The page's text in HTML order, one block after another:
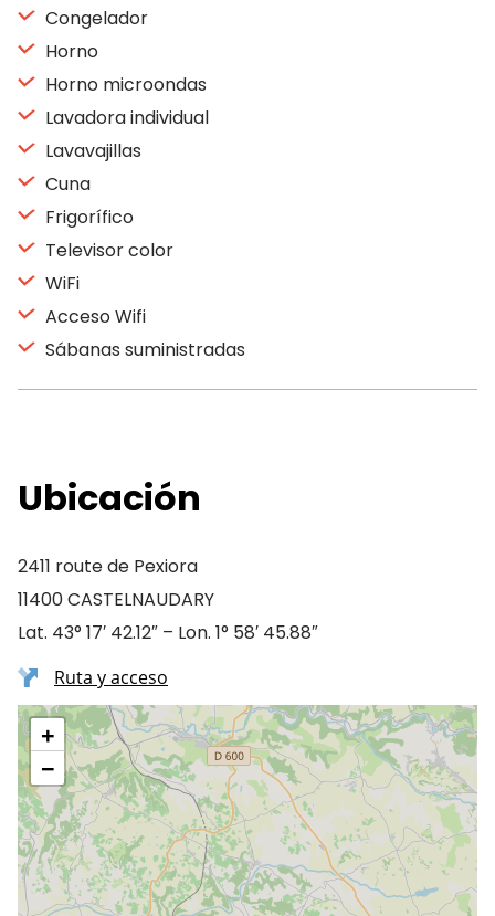
Congelador
Horno
Horno microondas
Lavadora individual
Lavavajillas
Cuna
Frigorífico
Televisor color
WiFi
Acceso Wifi
Sábanas suministradas
Ubicación
2411 route de Pexiora
11400 CASTELNAUDARY
Lat. 43° 17′ 42.12″ – Lon. 1° 58′ 45.88″
Ruta y acceso
+
−